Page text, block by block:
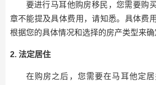
要进行马耳他购房移民，您需要购
章不能提及具体费用，请知悉。具体费
根据您的具体情况和选择的房产类型来确
2. 法定居住
在购房之后，您需要在马耳他定